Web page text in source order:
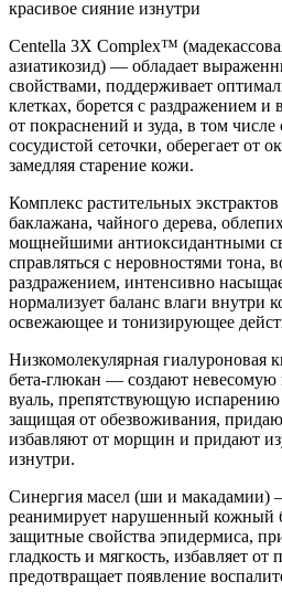
красивое сияние изнутри
Centella 3X Complex™
азиатикозид) — обладает
свойствами, поддерживает
клетках, борется с раздражением и
от покраснений и зуда, в том
сосудистой сеточки, оберегает от
замедляя старение кожи.
Комплекс растительных
баклажана, чайного дерева,
мощнейшими антиоксидантными
справляться с неровностями тона,
раздражением, интенсивно
нормализует баланс влаги внутри
освежающее и тонизирующее
Низкомолекулярная гиалуроновая
бета-глюкан — создают
вуаль, препятствующую
защищая от обезвоживания,
избавляют от морщин и придают
изнутри.
Синергия масел (ши и макадамии)
реанимирует нарушенный кожный
защитные свойства эпидермиса,
гладкость и мягкость, избавляет от
предотвращает появление